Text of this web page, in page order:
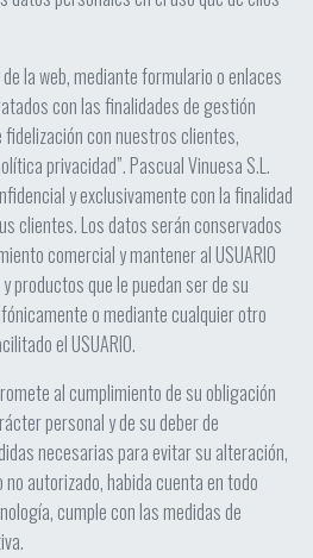
la web, mediante formulario o enlaces
con las finalidades de gestión
con nuestros clientes,
privacidad”. Pascual Vinuesa S.L.
y exclusivamente con la finalidad
clientes. Los datos serán conservados
comercial y mantener al USUARIO
productos que le puedan ser de su
o mediante cualquier otro
el USUARIO.
al cumplimiento de su obligación
personal y de su deber de
necesarias para evitar su alteración,
autorizado, habida cuenta en todo
cumple con las medidas de